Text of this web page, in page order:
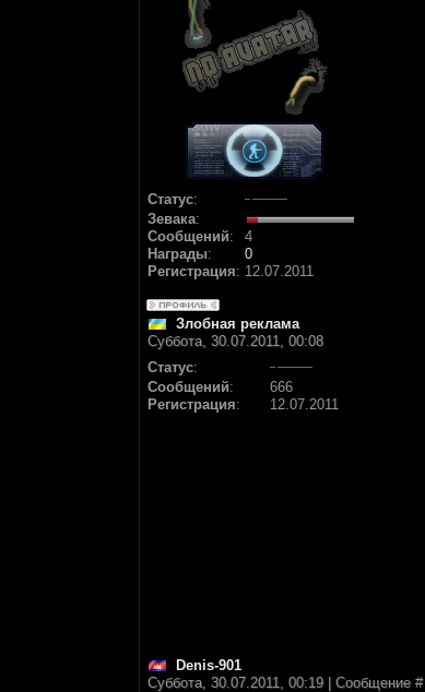
Статус:
Зевака:
Сообщений:
4
Награды:
0
Регистрация: 12.07.2011
Злобная реклама
Суббота, 30.07.2011, 00:08
Статус:
Сообщений:
666
Регистрация: 12.07.2011
Denis-901
Суббота, 30.07.2011, 00:19 | Сообщение #